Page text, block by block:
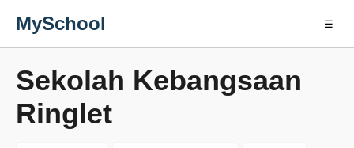
MySchool ☰
Sekolah Kebangsaan
Ringlet